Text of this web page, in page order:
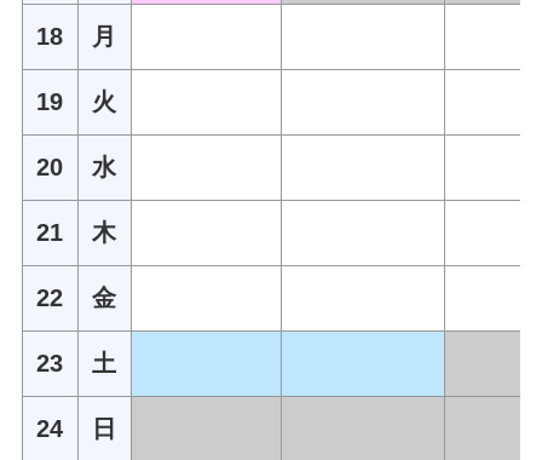
18 月
19 火
20 水
21 木
22 金
23 土
24 日